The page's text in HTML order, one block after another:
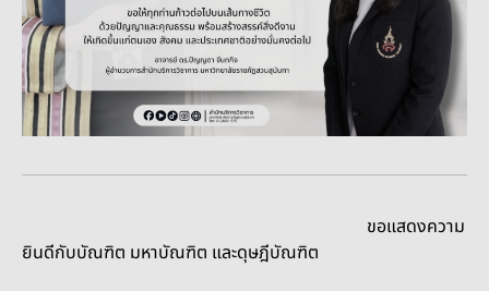
ขอแสดงความ
ยินดีกับบัณฑิต มหาบัณฑิต และดุษฎีบัณฑิต